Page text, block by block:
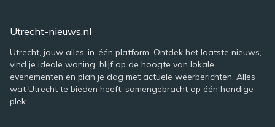
Utrecht-nieuws.nl
Utrecht, jouw alles-in-één platform. Ontdek het laatste nieuws,
vind je ideale woning, blijf op de hoogte van lokale
evenementen en plan je dag met actuele weerberichten. Alles
wat Utrecht te bieden heeft, samengebracht op één handige
plek.